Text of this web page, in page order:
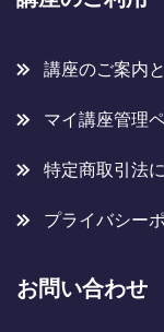
講座のご案内
マイ講座管理
特定商取引法
プライバシー
お問い合わせ